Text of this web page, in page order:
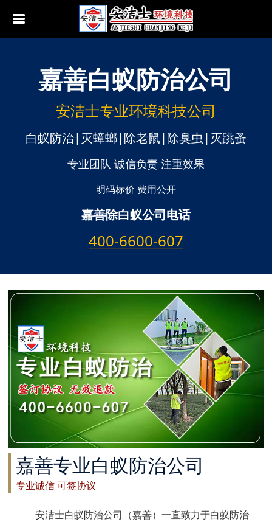
南京白蚁防治
江阴白蚁防治
太仓白蚁防治
常州白蚁防治
溧阳白蚁防治
南通白蚁防治
如东白蚁防治
如皋白蚁防治
海安白蚁防治
泰州白蚁防治
嘉善白蚁防治公司
安洁士专业环境科技公司
白蚁防治|灭蟑螂|除老鼠|除臭虫|灭跳蚤
专业团队 诚信负责 注重效果
明码标价 费用公开
嘉善除白蚁公司电话
400-6600-607
嘉善专业白蚁防治公司
专业诚信 可签协议
安洁士白蚁防治公司（嘉善）一直致力于白蚁防治